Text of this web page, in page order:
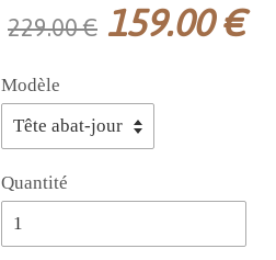
229.00 € 159.00 €
Modèle
Quantité